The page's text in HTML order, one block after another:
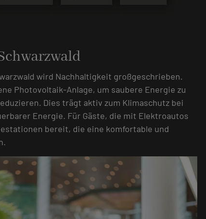
wird Nachhaltigkeit großgeschrieben.
Photovoltaik-Anlage, um saubere Energie zu
Dies trägt aktiv zum Klimaschutz bei
Energie. Für Gäste, die mit Elektroautos
bereit, die eine komfortable und